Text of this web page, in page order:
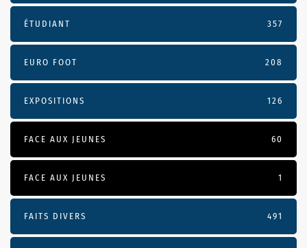
ÉTUDIANT 357
EURO FOOT 208
EXPOSITIONS 126
FACE AUX JEUNES 60
FACE AUX JEUNES 1
FAITS DIVERS 491